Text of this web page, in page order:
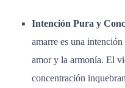
Intención Pura y
amarre es una
amor y la armonía. El
concentración